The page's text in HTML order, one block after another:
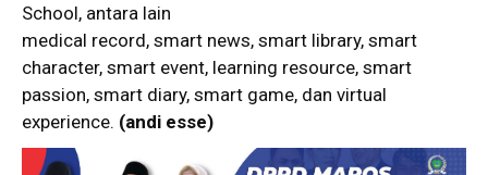
School, antara lain
medical record, smart news, smart library, smart
character, smart event, learning resource, smart
passion, smart diary, smart game, dan virtual
experience. (andi esse)